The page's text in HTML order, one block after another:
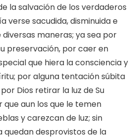
la salvación de los verdaderos
verse sacudida, disminuida e
maneras; ya sea por
preservación, por caer en
que hiera la consciencia y
por alguna tentación súbita
Dios retirar la luz de Su
aun los que le temen
y carezcan de luz; sin
quedan desprovistos de la